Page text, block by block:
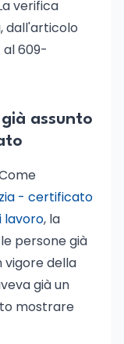
verifica
dall'articolo
609-
assunto
- certificato
lavoro, la
persone già
vigore della
già un
mostrare